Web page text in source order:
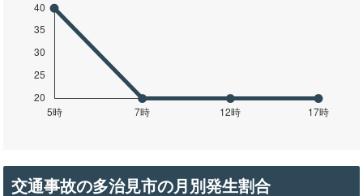
交通事故の多治見市の月別発生割合